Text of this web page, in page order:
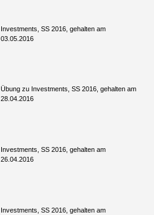
Investments, SS 2016, gehalten am
03.05.2016
Übung zu Investments, SS 2016, gehalten am
28.04.2016
Investments, SS 2016, gehalten am
26.04.2016
Investments, SS 2016, gehalten am